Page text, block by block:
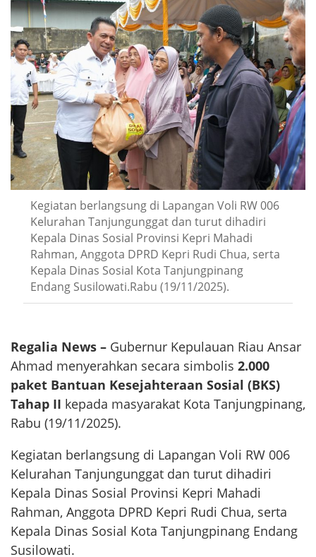
Kegiatan berlangsung di Lapangan Voli RW 006
Kelurahan Tanjungunggat dan turut dihadiri
Kepala Dinas Sosial Provinsi Kepri Mahadi
Rahman, Anggota DPRD Kepri Rudi Chua, serta
Kepala Dinas Sosial Kota Tanjungpinang
Endang Susilowati.Rabu (19/11/2025).
Regalia News – Gubernur Kepulauan Riau Ansar
Ahmad menyerahkan secara simbolis 2.000
paket Bantuan Kesejahteraan Sosial (BKS)
Tahap II kepada masyarakat Kota Tanjungpinang,
Rabu (19/11/2025).
Kegiatan berlangsung di Lapangan Voli RW 006
Kelurahan Tanjungunggat dan turut dihadiri
Kepala Dinas Sosial Provinsi Kepri Mahadi
Rahman, Anggota DPRD Kepri Rudi Chua, serta
Kepala Dinas Sosial Kota Tanjungpinang Endang
Susilowati.